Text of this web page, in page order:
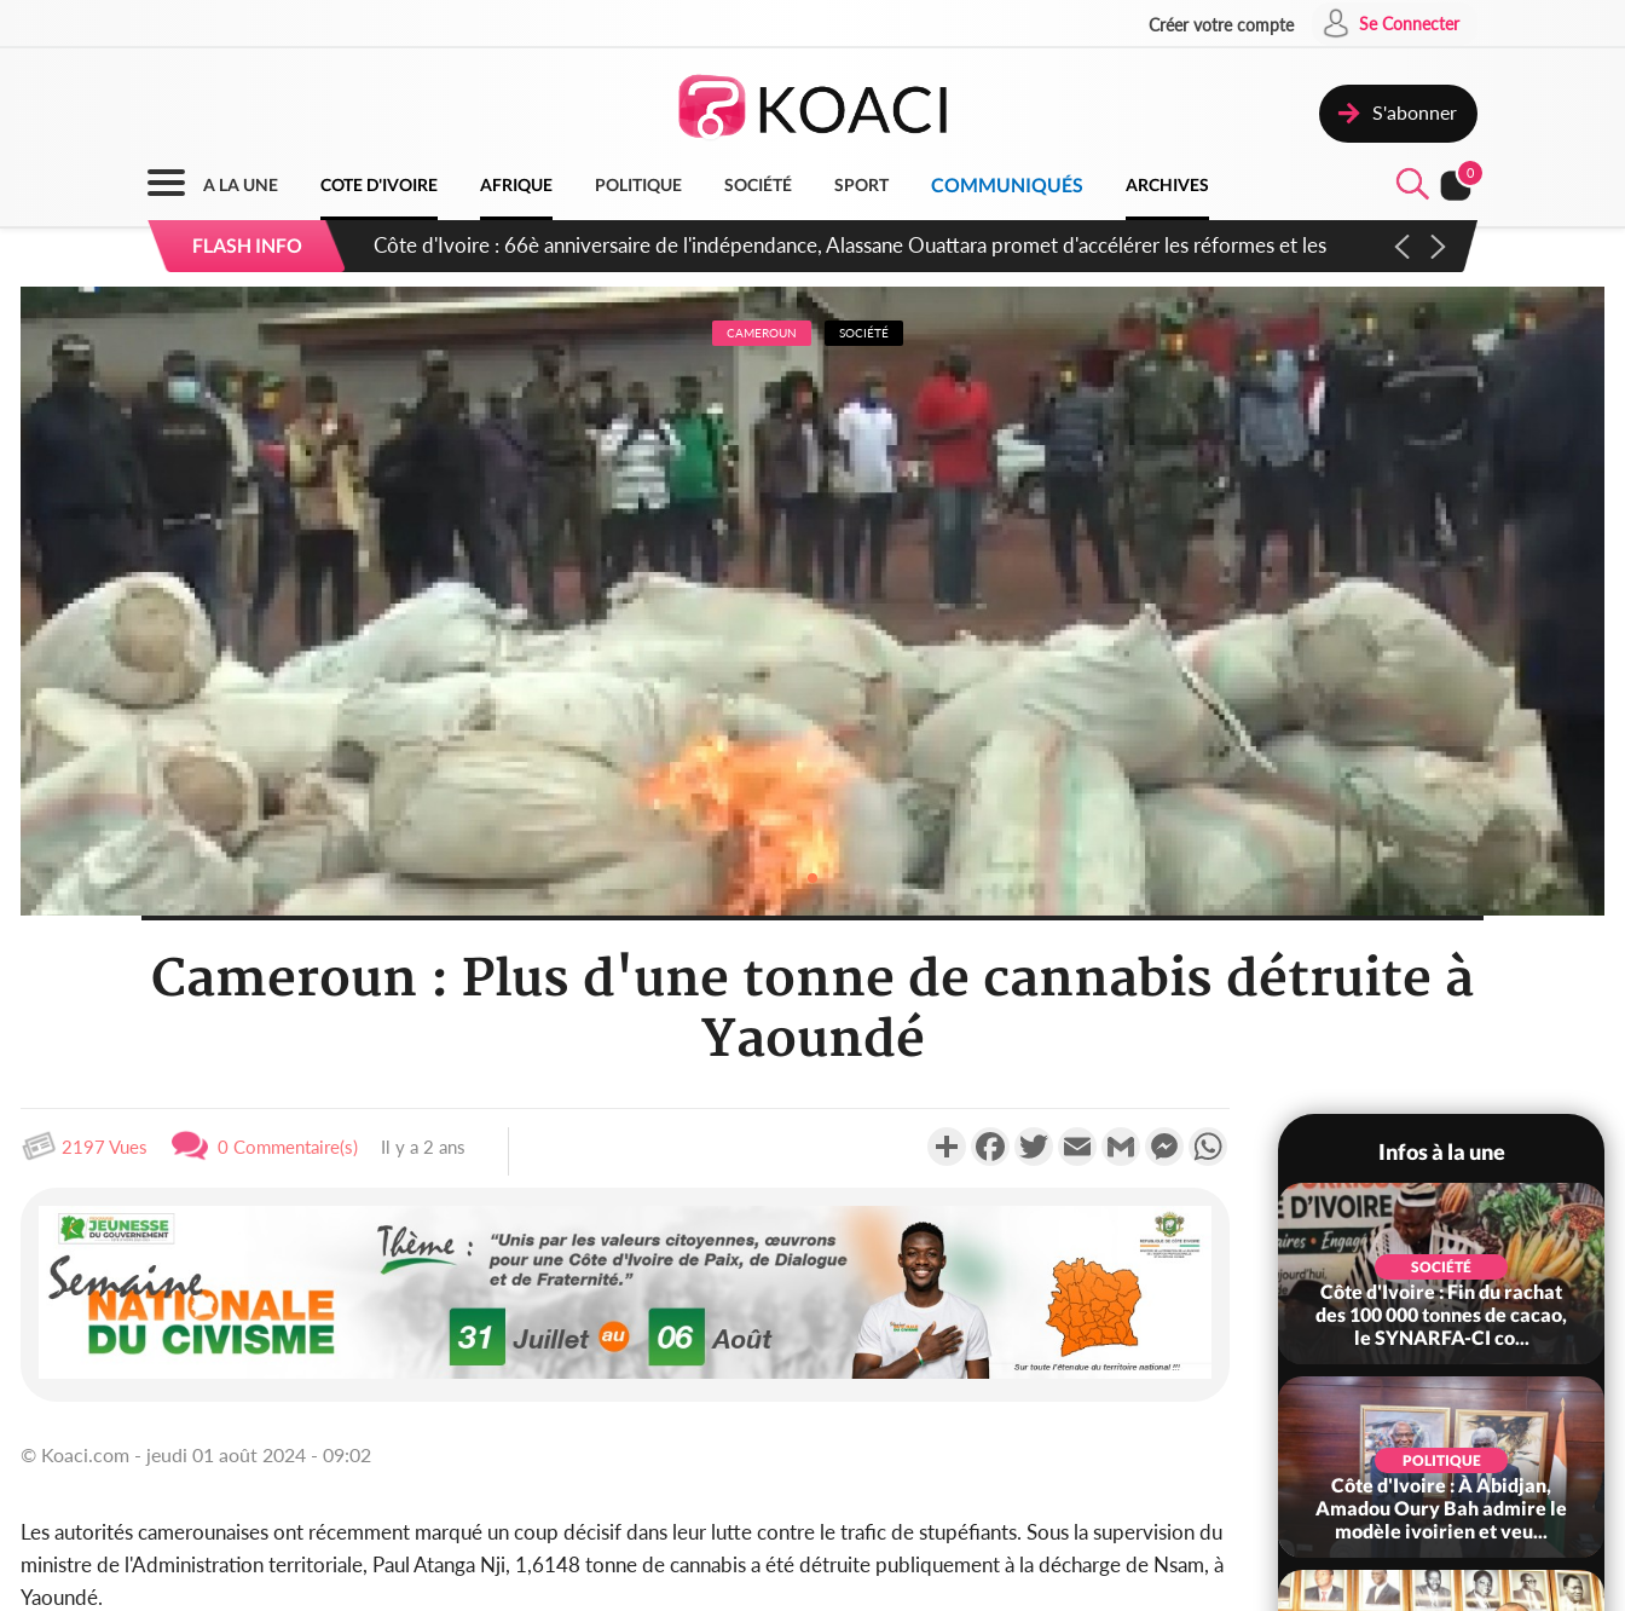
Créer votre compte Se Connecter
S'abonner
A LA UNE COTE D'IVOIRE AFRIQUE POLITIQUE SOCIÉTÉ SPORT COMMUNIQUÉS ARCHIVES
0
FLASH INFO
Côte d'Ivoire : À Abidjan, Amadou Oury Bah admire le modèle ivoirien et veut s'en inspirer pour accélérer le
développement de la Guinée
CAMEROUN SOCIÉTÉ
Cameroun : Plus d'une tonne de cannabis détruite à
Yaoundé
2197 Vues 0 Commentaire(s) Il y a 2 ans PartagerFacebookTwitterEmail Gmail MessengerWhatsApp
© Koaci.com - jeudi 01 août 2024 - 09:02
Les autorités camerounaises ont récemment marqué un coup décisif dans leur lutte contre le trafic de stupéfiants. Sous la supervision du
ministre de l'Administration territoriale, Paul Atanga Nji, 1,6148 tonne de cannabis a été détruite publiquement à la décharge de Nsam, à
Yaoundé.
Infos à la une
POLITIQUE
Côte d'Ivoire : Fête nationale,
Alassane Ouattara accorde
la grâce à 4 661...
Ouattara prome...
SOCIÉTÉ
Côte d'Ivoire : Fin du rachat
des 100 000 tonnes de cacao,
le SYNARFA-CI co...
POLITIQUE
Côte d'Ivoire : À Abidjan,
Amadou Oury Bah admire le
modèle ivoirien et veu...